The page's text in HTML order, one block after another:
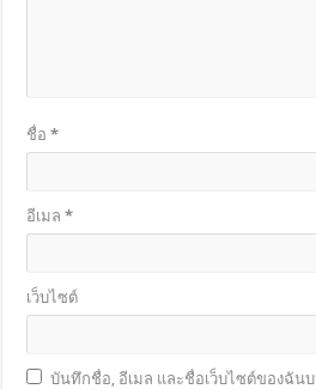
ชื่อ*
อีเมล*
เว็บไซต์
บันทึกชื่อ, อีเมล และชื่อเว็บไซต์ของฉันบ